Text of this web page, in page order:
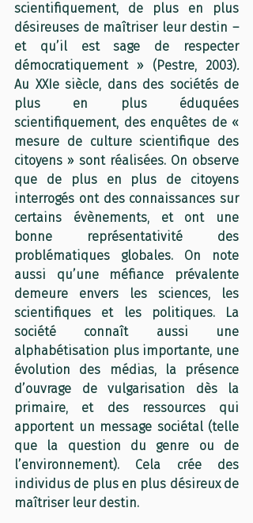
scientifiquement, de plus en plus
désireuses de maîtriser leur destin –
et qu’il est sage de respecter
démocratiquement »
(Pestre, 2003).
Au XXIe siècle, dans des sociétés de
plus en plus éduquées
scientifiquement, des enquêtes de «
mesure de culture scientifique des
citoyens » sont réalisées. On observe
que de plus en plus de citoyens
interrogés ont des connaissances sur
certains évènements, et ont une
bonne représentativité des
problématiques globales. On note
aussi qu’une méfiance prévalente
demeure envers les sciences, les
scientifiques et les politiques. La
société connaît aussi une
alphabétisation plus importante, une
évolution des médias, la présence
d’ouvrage de vulgarisation dès la
primaire, et des ressources qui
apportent un message sociétal (telle
que la question du genre ou de
l’environnement). Cela crée des
individus de plus en plus désireux de
maîtriser leur destin.